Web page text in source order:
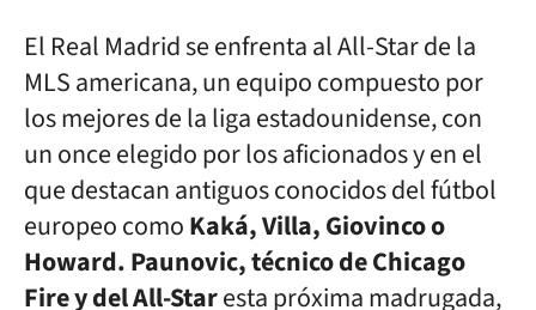
El Real Madrid se enfrenta al All-Star de la
MLS americana, un equipo compuesto por
los mejores de la liga estadounidense, con
un once elegido por los aficionados y en el
que destacan antiguos conocidos del fútbol
europeo comoKaká, Villa, Giovinco o
Howard. Paunovic, técnico de Chicago
Fire y del All-Staresta próxima madrugada,